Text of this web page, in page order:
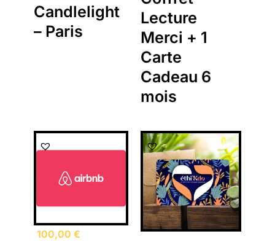
Candlelight
– Paris
Lecture
Merci + 1
Carte
Cadeau 6
mois
100,00 €